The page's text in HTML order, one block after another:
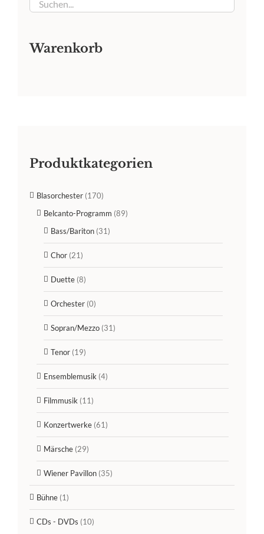
Produktkategorien
Blasorchester (170)
Belcanto-Programm (89)
Bass/Bariton (31)
Chor (21)
Duette (8)
Orchester (0)
Sopran/Mezzo (31)
Tenor (19)
Ensemblemusik (4)
Filmmusik (11)
Konzertwerke (61)
Märsche (29)
Wiener Pavillon (35)
Bühne (1)
CDs - DVDs (10)
Warenkorb